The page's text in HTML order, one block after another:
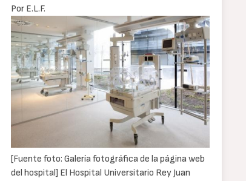
Cuerpo
de
texto
Por E.L.F.
[Fuente foto: Galería fotográfica de la página web
del hospital] El Hospital Universitario Rey Juan